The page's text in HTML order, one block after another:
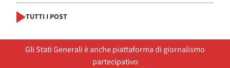
TUTTI I POST
Gli Stati Generali è anche piattaforma di giornalismo
partecipativo